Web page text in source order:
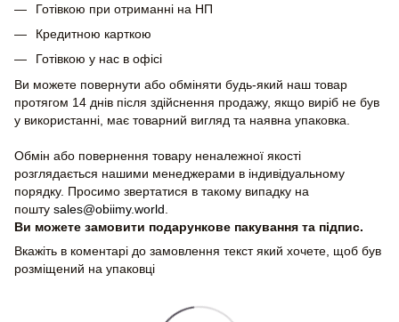
Готівкою при отриманні на НП
Кредитною карткою
Готівкою у нас в офісі
Ви можете повернути або обміняти будь-який наш товар
протягом 14 днів після здійснення продажу, якщо виріб не був
у використанні, має товарний вигляд та наявна упаковка.
Обмін або повернення товару неналежної якості
розглядається нашими менеджерами в індивідуальному
порядку. Просимо звертатися в такому випадку на
пошту sales@obiimy.world
Ви можете замовити подарункове пакування та підпис.
Вкажіть в коментарі до замовлення текст який хочете, щоб був
розміщений на упаковці